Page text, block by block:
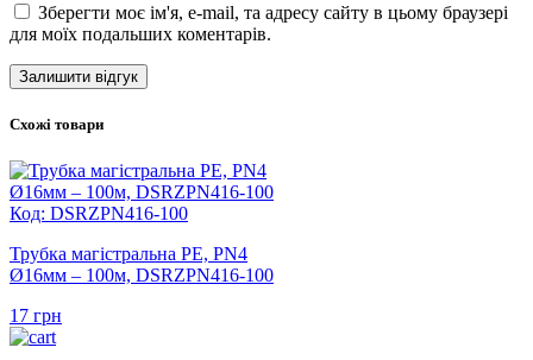
Зберегти моє ім'я, e-mail, та адресу сайту в цьому браузері
для моїх подальших коментарів.
Схожі товари
Код: DSRZPN416-100
Трубка магістральна PE, PN4
Ø16мм – 100м, DSRZPN416-100
17 грн